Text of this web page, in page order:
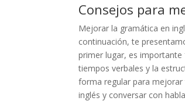
Consejos para
Mejorar la gramática en
continuación, te
primer lugar, es
tiempos verbales y la
forma regular para mejorar
inglés y conversar con